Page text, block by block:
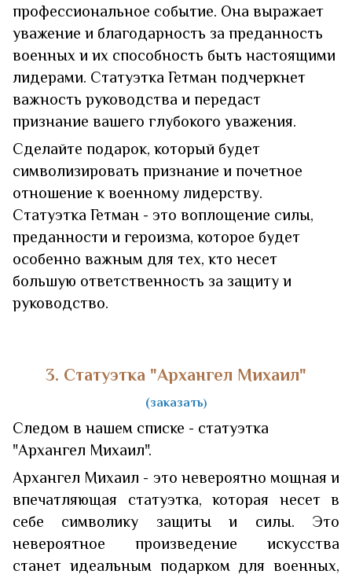
профессиональное событие. Она выражает
уважение и благодарность за преданность
военных и их способность быть настоящими
лидерами. Статуэтка Гетман подчеркнет
важность руководства и передаст
признание вашего глубокого уважения.
Сделайте подарок, который будет
символизировать признание и почетное
отношение к военному лидерству.
Статуэтка Гетман - это воплощение силы,
преданности и героизма, которое будет
особенно важным для тех, кто несет
большую ответственность за защиту и
руководство.
3. Статуэтка "Архангел Михаил"
(заказать)
Следом в нашем списке - статуэтка
"Архангел Михаил".
Архангел Михаил - это невероятно мощная и
впечатляющая статуэтка, которая несет в
себе символику защиты и силы. Это
невероятное произведение искусства
станет идеальным подарком для военных,